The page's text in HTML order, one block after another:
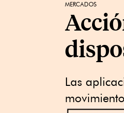
MERCADOS
Las